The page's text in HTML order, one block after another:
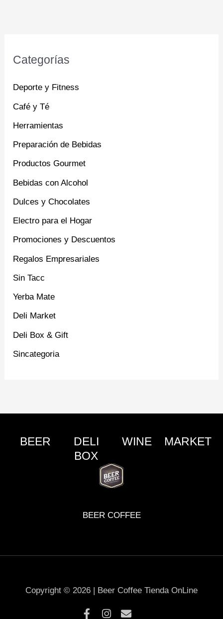
Categorías
Deporte y Fitness
Café y Té
Herramientas
Preparación de Bebidas
Productos Gourmet
Bebidas con Alcohol
Dulces y Chocolates
Electro para el Hogar
Promociones y Descuentos
Regalos Empresariales
Sin Tacc
Yerba Mate
Deli Market
Deli Box & Gift
Sincategoria
BEER
DELI
BOX
WINE MARKET
BEER COFFEE
Copyright © 2026 | Beer Coffee Tienda OnLine